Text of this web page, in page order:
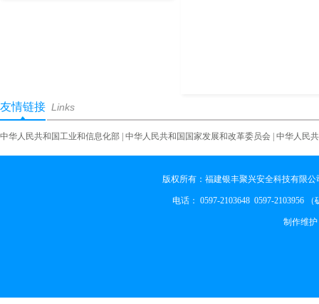
友情链接 Links
中华人民共和国工业和信息化部 中华人民共和国国家发展和改革委员会 中华人民
版权所有：福建银丰聚兴安全科技有限
电话： 0597-2103648 0597-2103956
制作维